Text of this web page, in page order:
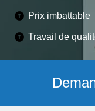
Prix imbattable
Travail de